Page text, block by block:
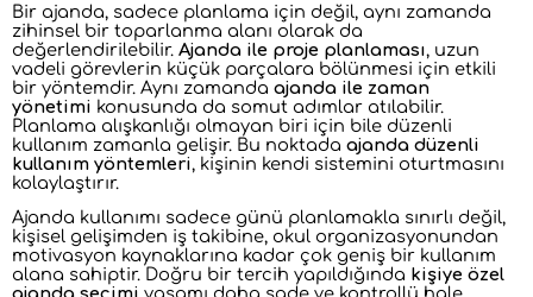
Bir ajanda, sadece planlama için değil, aynı zamanda
zihinsel bir toparlanma alanı olarak da
değerlendirilebilir. Ajanda ile proje planlaması, uzun
vadeli görevlerin küçük parçalara bölünmesi için etkili
bir yöntemdir. Aynı zamanda ajanda ile zaman
yönetimi konusunda da somut adımlar atılabilir.
Planlama alışkanlığı olmayan biri için bile düzenli
kullanım zamanla gelişir. Bu noktada ajanda düzenli
kullanım yöntemleri, kişinin kendi sistemini oturtmasını
kolaylaştırır.
Ajanda kullanımı sadece günü planlamakla sınırlı değil,
kişisel gelişimden iş takibine, okul organizasyonundan
motivasyon kaynaklarına kadar çok geniş bir kullanım
alana sahiptir. Doğru bir tercih yapıldığında kişiye özel
ajanda seçimi yaşamı daha sade ve kontrollü hale